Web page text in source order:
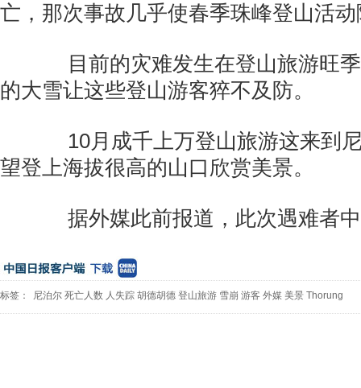
亡，那次事故几乎使春季珠峰登山活
目前的灾难发生在登山旅游旺季
的大雪让这些登山游客猝不及防。
10月成千上万登山旅游这来到尼
望登上海拔很高的山口欣赏美景。
据外媒此前报道，此次遇难者中
标签： 尼泊尔 死亡人数 人失踪 胡德胡德 登山旅游 雪崩 游客 外媒 美景 Thorung